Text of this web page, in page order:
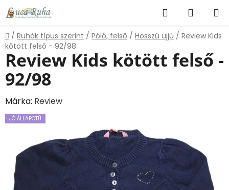
Ugrás
fő
tartalomhoz
KeresésKOSÁR
Kezdőlap
/ Ruhák típus szerint / Póló, felső / Hosszú ujjú / Review Kids
kötött felső - 92/98
Review Kids kötött felső -
92/98
Márka: Review
JÓ ÁLLAPOTÚ